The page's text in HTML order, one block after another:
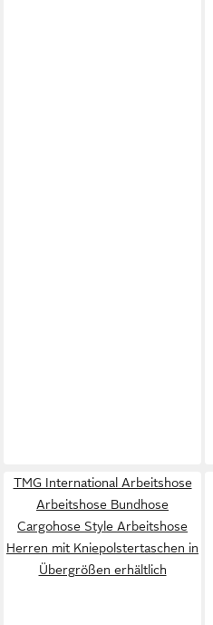
TMG International Arbeitshose
Arbeitshose Bundhose
Cargohose Style Arbeitshose
Herren mit Kniepolstertaschen in
Übergrößen erhältlich